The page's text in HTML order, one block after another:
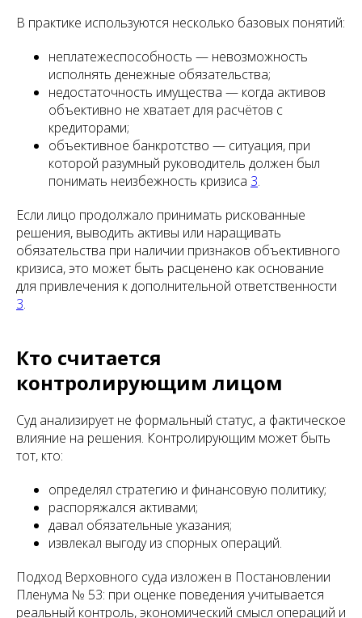
В практике используются несколько базовых понятий:
неплатежеспособность — невозможность
исполнять денежные обязательства;
недостаточность имущества — когда активов
объективно не хватает для расчётов с
кредиторами;
объективное банкротство — ситуация, при
которой разумный руководитель должен был
понимать неизбежность кризиса 3.
Если лицо продолжало принимать рискованные
решения, выводить активы или наращивать
обязательства при наличии признаков объективного
кризиса, это может быть расценено как основание
для привлечения к дополнительной ответственности
3.
Кто считается
контролирующим лицом
Суд анализирует не формальный статус, а фактическое
влияние на решения. Контролирующим может быть
тот, кто:
определял стратегию и финансовую политику;
распоряжался активами;
давал обязательные указания;
извлекал выгоду из спорных операций.
Подход Верховного суда изложен в Постановлении
Пленума № 53: при оценке поведения учитывается
реальный контроль, экономический смысл операций и